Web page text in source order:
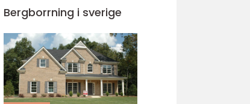
Bergborrning i sverige